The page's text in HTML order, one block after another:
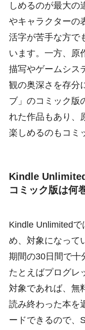
しめるのが最大の
やキャラクターの
活字が苦手な方で
います。一方、原
描写やゲームシス
観の奥深さを存分
ブ」のコミック版
れた作品もあり、
楽しめるのもコミ
Kindle
コミック版は何
Kindle Unlimited
め、対象になって
期間の30日間で十
たとえばプログレ
対象であれば、無
読み終わった本を
ードできるので、